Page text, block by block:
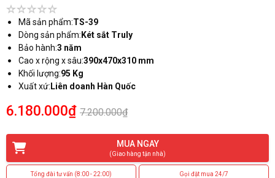
Mã sản phẩm:TS-39
Dòng sản phẩm: Két sắt Truly
Bảo hành:3 năm
Cao x rộng x sâu:390x470x310 mm
Khối lượng:95 Kg
Xuất xứ: Liên doanh Hàn Quốc
6.180.000₫ 7.200.000₫
MUA NGAY
(Giao hàng tận nhà)
Tổng đài tư vấn (8:00 - 22:00) Gọi đặt mua 24/7